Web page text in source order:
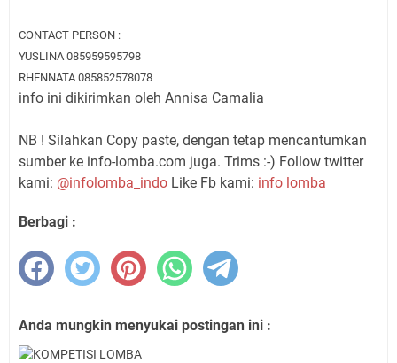
CONTACT PERSON :
YUSLINA 085959595798
RHENNATA 085852578078
info ini dikirimkan oleh Annisa Camalia
NB ! Silahkan Copy paste, dengan tetap mencantumkan
sumber ke info-lomba.com juga. Trims :-) Follow twitter
kami: @infolomba_indo Like Fb kami: info lomba
Berbagi :
Anda mungkin menyukai postingan ini :